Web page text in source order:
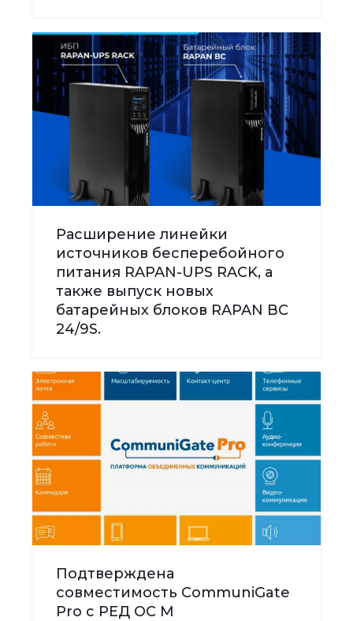
Расширение линейки
источников бесперебойного
питания RAPAN-UPS RACK, а
также выпуск новых
батарейных блоков RAPAN BC
24/9S.
Подтверждена
совместимость CommuniGate
Pro с РЕД ОС М